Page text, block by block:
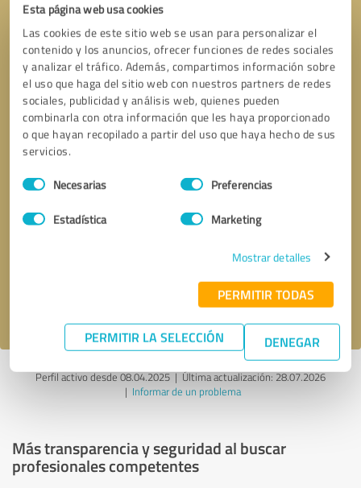
Esta página web usa cookies
Las cookies de este sitio web se usan para personalizar el
contenido y los anuncios, ofrecer funciones de redes sociales
y analizar el tráfico. Además, compartimos información sobre
el uso que haga del sitio web con nuestros partners de redes
sociales, publicidad y análisis web, quienes pueden
combinarla con otra información que les haya proporcionado
o que hayan recopilado a partir del uso que haya hecho de sus
servicios.
Selección
de
Necesarias Preferencias
Estadística Marketing
Mostrar detalles
PERMITIR TODAS
PERMITIR LA SELECCIÓN DENEGAR
Solicitar una llamada * campos obligatorios
Perfil activo desde 08.04.2025 |Última actualización: 28.07.2026
| Informar de un problema
Más transparencia y seguridad al buscar
profesionales competentes